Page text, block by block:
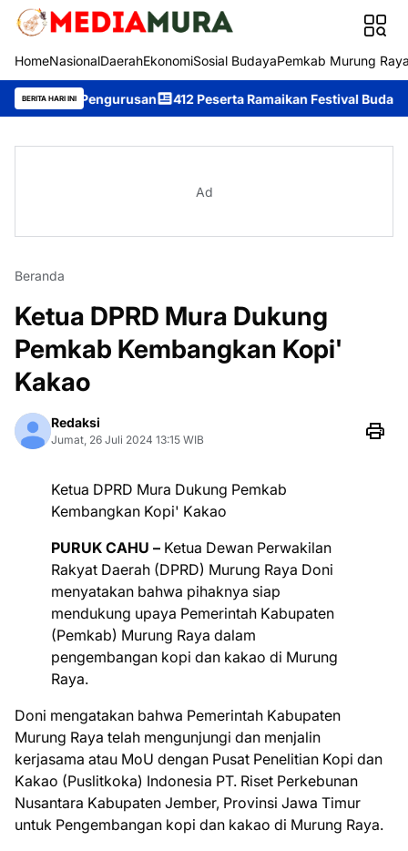
HomeNasionalDaerahEkonomiSosial BudayaPemkab Murung
BERITA HARI INI
Pengurusan 412 Peserta Ramaikan Festival Budaya Tira
Ad
Beranda
Ketua DPRD Mura Dukung
Pemkab Kembangkan Kopi'
Kakao
Redaksi
Jumat, 26 Juli 2024 13:15 WIB
Ketua DPRD Mura Dukung Pemkab
Kembangkan Kopi' Kakao
PURUK CAHU – Ketua Dewan Perwakilan
Rakyat Daerah (DPRD) Murung Raya Doni
menyatakan bahwa pihaknya siap
mendukung upaya Pemerintah Kabupaten
(Pemkab) Murung Raya dalam
pengembangan kopi dan kakao di Murung
Raya.
Doni mengatakan bahwa Pemerintah Kabupaten
Murung Raya telah mengunjungi dan menjalin
kerjasama atau MoU dengan Pusat Penelitian Kopi dan
Kakao (Puslitkoka) Indonesia PT. Riset Perkebunan
Nusantara Kabupaten Jember, Provinsi Jawa Timur
untuk Pengembangan kopi dan kakao di Murung Raya.